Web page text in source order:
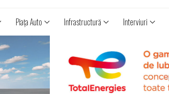
Piaţa Auto Infrastructură Interviuri